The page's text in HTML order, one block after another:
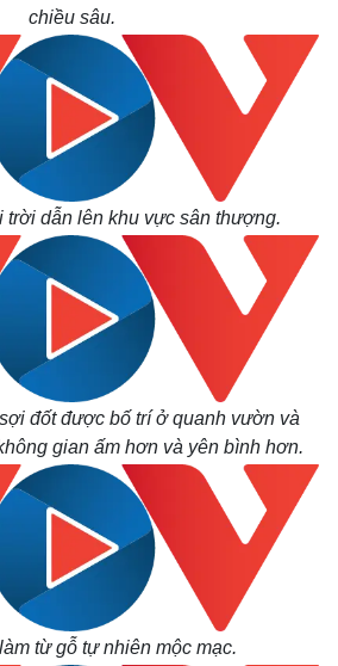
Multimedia
Video
E-Magazine
Infographic
chiều sâu.
trời dẫn lên khu vực sân thượng.
đốt được bố trí ở quanh vườn và
gian ấm hơn và yên bình hơn.
từ gỗ tự nhiên mộc mạc.